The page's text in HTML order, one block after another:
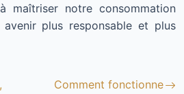
maîtriser notre consommation
plus responsable et plus
Comment fonctionne